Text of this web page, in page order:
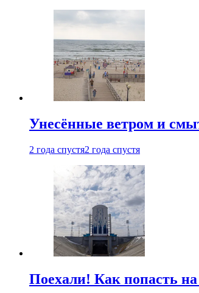
Унесённые ветром и
2 года спустя2 года спустя
Поехали! Как попасть